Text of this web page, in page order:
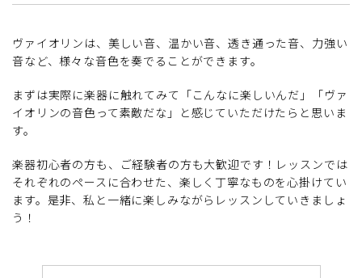
ヴァイオリンは、美しい音、温かい音、透き通った音、力強い
音など、様々な音色を奏でることができます。
まずは実際に楽器に触れてみて「こんなに楽しいんだ」「ヴァ
イオリンの音色って素敵だな」と感じていただけたらと思いま
す。
楽器初心者の方も、ご経験者の方も大歓迎です！レッスンでは
それぞれのペースに合わせた、楽しく丁寧なものを心掛けてい
ます。是非、私と一緒に楽しみながらレッスンしていきましょ
う！